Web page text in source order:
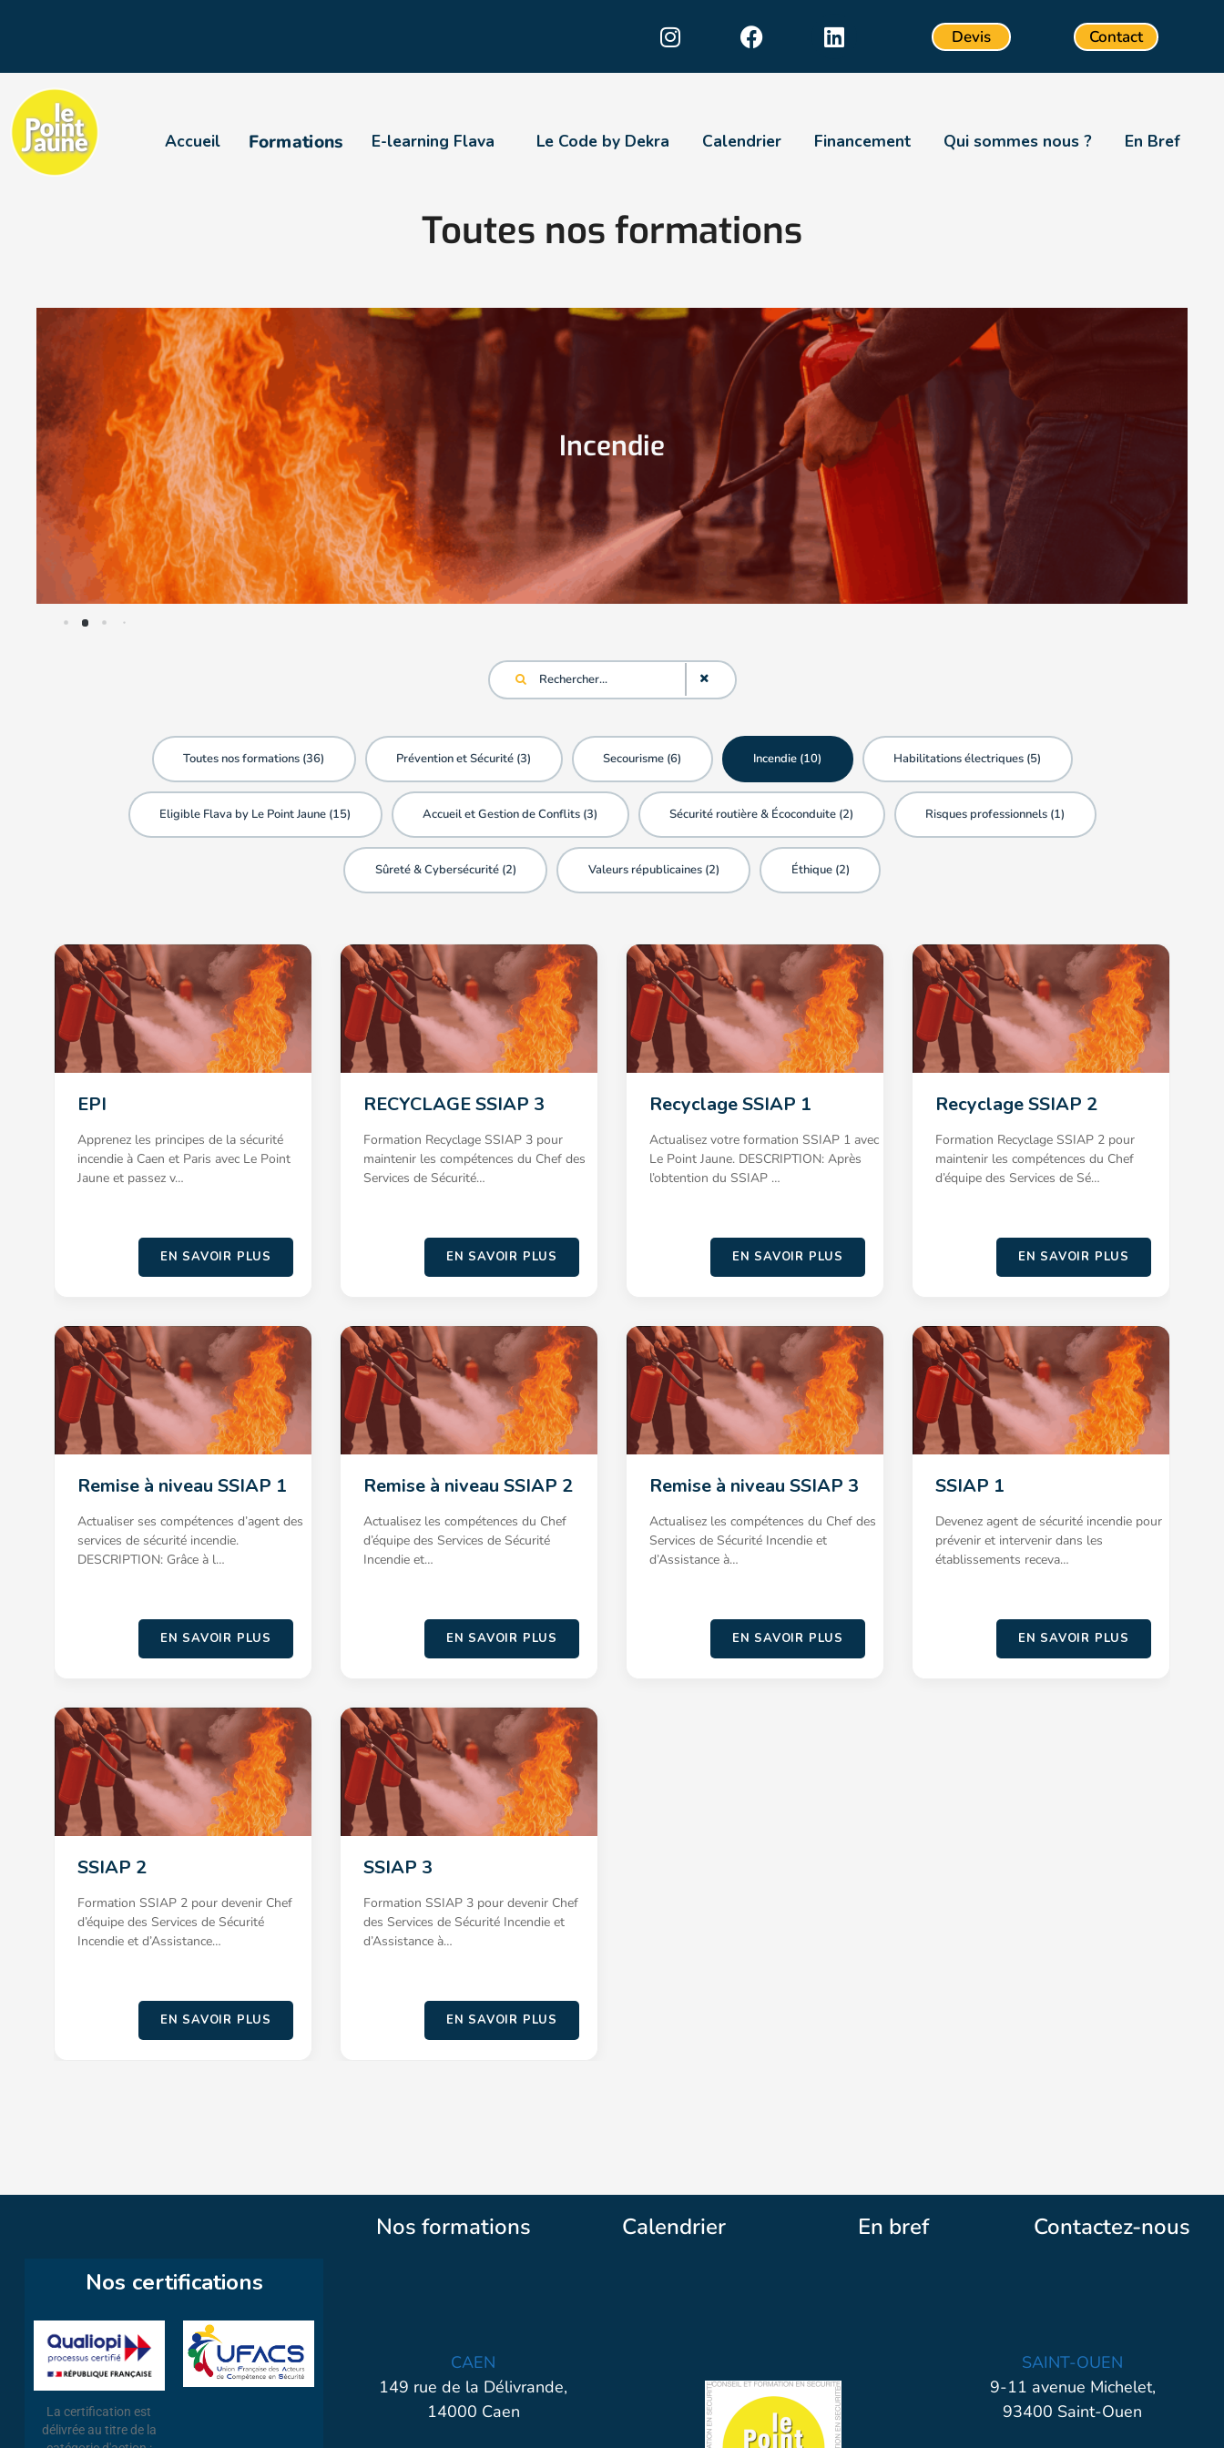
Devis Contact
Accueil Formations E-learning Flava Le Code by Dekra Calendrier Financement Qui sommes nous ? En Bref
Toutes nos formations
Prévention et Sécurité
Incendie
Habilitations Electriques
Secourisme
Autres Formations
Toutes nos formations (36) Prévention et Sécurité (3) Secourisme (6) Incendie (10) Habilitations électriques (5)
Eligible Flava by Le Point Jaune (15) Accueil et Gestion de Conflits (3) Sécurité routière & Écoconduite (2) Risques professionnels (1)
Sûreté & Cybersécurité (2) Valeurs républicaines (2) Éthique (2)
EPI
Apprenez les principes de la sécurité
incendie à Caen et Paris avec Le Point
Jaune et passez v…
EN SAVOIR PLUS
Recyclage SSIAP 1
Actualisez votre formation SSIAP 1 avec
Le Point Jaune. DESCRIPTION: Après
l’obtention du SSIAP …
EN SAVOIR PLUS
Recyclage SSIAP 2
Formation Recyclage SSIAP 2 pour
maintenir les compétences du Chef
d’équipe des Services de Sé…
EN SAVOIR PLUS
RECYCLAGE SSIAP 3
Formation Recyclage SSIAP 3 pour
maintenir les compétences du Chef des
Services de Sécurité…
EN SAVOIR PLUS
Remise à niveau SSIAP 1
Actualiser ses compétences d’agent des
services de sécurité incendie.
DESCRIPTION: Grâce à l…
EN SAVOIR PLUS
Remise à niveau SSIAP 2
Actualisez les compétences du Chef
d’équipe des Services de Sécurité
Incendie et…
EN SAVOIR PLUS
Remise à niveau SSIAP 3
Actualisez les compétences du Chef des
Services de Sécurité Incendie et
d’Assistance à…
EN SAVOIR PLUS
SSIAP 1
Devenez agent de sécurité incendie pour
prévenir et intervenir dans les
établissements receva…
EN SAVOIR PLUS
SSIAP 2
Formation SSIAP 2 pour devenir Chef
d’équipe des Services de Sécurité
Incendie et d’Assistance…
EN SAVOIR PLUS
SSIAP 3
Formation SSIAP 3 pour devenir Chef
des Services de Sécurité Incendie et
d’Assistance à…
EN SAVOIR PLUS
Nos formations Calendrier En bref
Contactez-nous
Nos certifications
La certification est
délivrée au titre de la
CAEN
149 rue de la Délivrande,
14000 Caen
SAINT-OUEN
9-11 avenue Michelet,
93400 Saint-Ouen